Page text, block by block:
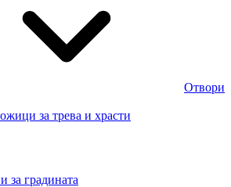
Отвори
за трева и храсти
за градината